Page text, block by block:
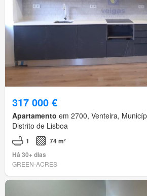
317 000 €
Apartamento em 2700, Venteira,
Distrito de Lisboa
1
74 m²
Há 30+ dias
GREEN-ACRES